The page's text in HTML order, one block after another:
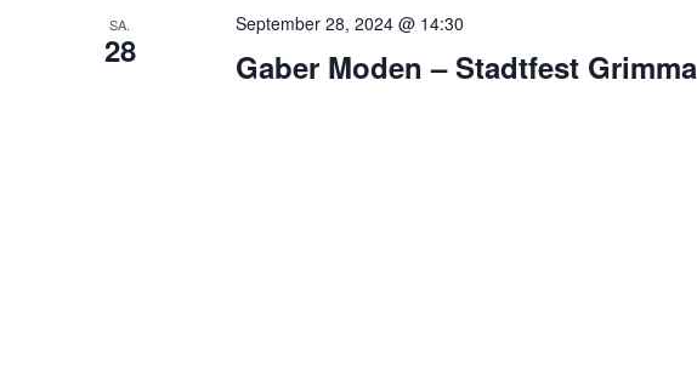
SA.
28 Gaber Moden – Stadtfest Grimma
September 28, 2024 @ 14:30